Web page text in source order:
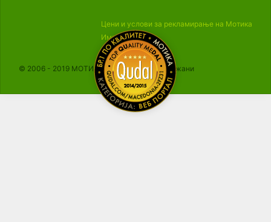
Цени и услови за рекламирање на Мотика
Импресум
© 2006 - 2019 МОТИКА, Сите права се задржани